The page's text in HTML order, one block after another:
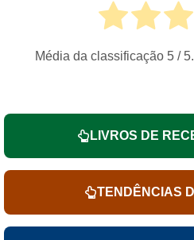
Média da classificação 5 /
LIVROS DE
TENDÊNCIAS